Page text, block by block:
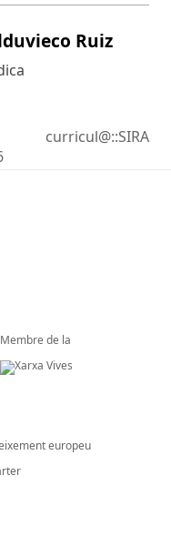
Ruiz
curricul@::SIRA
Membre de la
europeu